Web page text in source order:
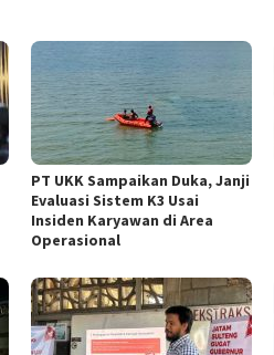
PT UKK Sampaikan Duka, Janji
Evaluasi Sistem K3 Usai
Insiden Karyawan di Area
Operasional